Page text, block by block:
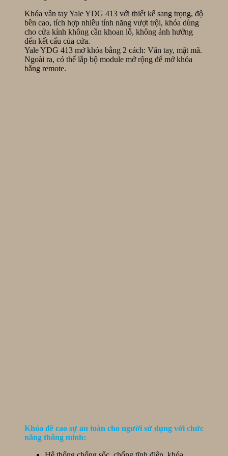
Đà
Nẵng
724A
tại
Ngũ
Hành
Sơn,
Đà
Nẵng
và
hộp
bảo
Inox
tại
Khóa vân tay Yale YDG 413 với thiết kế sang trọng, độ
bền cao, tích hợp nhiều tính năng vượt trội, khóa dùng
cho cửa kính không cần khoan lỗ, không ảnh hưởng
đến kết cấu của cửa.
Yale YDG 413 mở khóa bằng 2 cách: Vân tay, mật mã.
Ngoài ra, có thể lắp bộ module mở rộng để mở khóa
bằng remote.
Khóa đề cao sự an toàn cho người sử dụng với chức
năng thông minh: